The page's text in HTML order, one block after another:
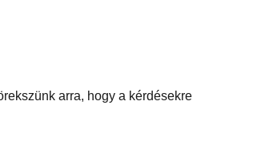
arra, hogy a kérdésekre